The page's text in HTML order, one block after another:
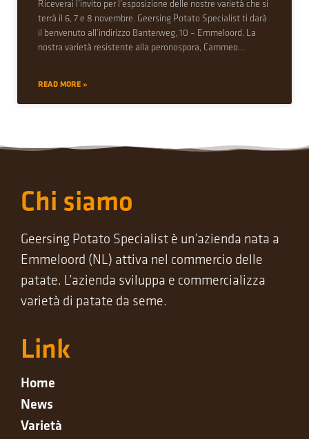
Riceverai l’invito per l’esposizione delle nostre varietà che si
terrà il 6, 7 e 8 novembre. Geersing Potato Specialist ti darà
il benvenuto all’indirizzo Banterweg, 10 – Emmeloord. La
nostra varietà resistente alla peronospora, Cammeo…
READ MORE »
Chi siamo
Geersing Potato Specialist è un’azienda nata a
Emmeloord (NL) attiva nel commercio delle
patate. L’azienda sviluppa e commercializza
varietà di patate da seme.
Link
Home
News
Varietà